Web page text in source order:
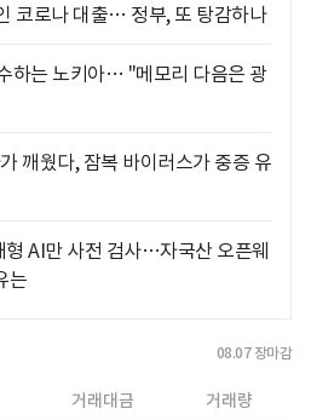
코로나 대출… 정부, 또 탕감하나
하는 노키아… "메모리 다음은 광
깨웠다, 잠복 바이러스가 중증 유
AI만 사전 검사…자국산 오픈웨
는
08.07 장마감
거래대금 거래량